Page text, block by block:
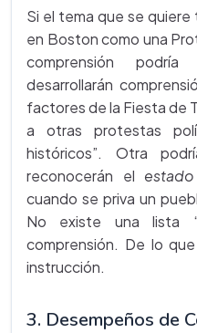
Si el tema que se quiere
en Boston como una
comprensión
desarrollarán
factores de la Fiesta de
a otras protestas
históricos”. Otra
reconocerán el
cuando se priva un
No existe una lista
comprensión. De lo
instrucción.
3. Desempeños de